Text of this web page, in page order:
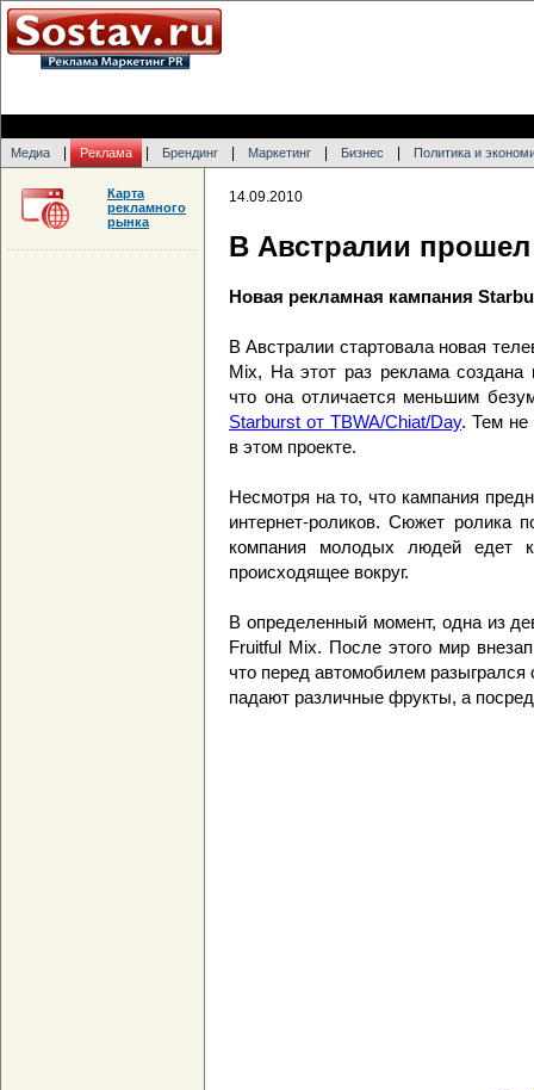
Медиа Реклама Брендинг Маркетинг Бизнес Политика и
14.09.2010
В Австралии прошел
Новая рекламная кампания
В Австралии стартовала новая
Mix, На этот раз реклама создана
что она отличается меньшим
Starburst от TBWA/Chiat/Day. Тем не
в этом проекте.
Несмотря на то, что кампания
интернет-роликов. Сюжет ролика
компания молодых людей едет
происходящее вокруг.
В определенный момент, одна из
Fruitful Mix. После этого мир
что перед автомобилем
падают различные фрукты, а
Карта
рекламного
рынка